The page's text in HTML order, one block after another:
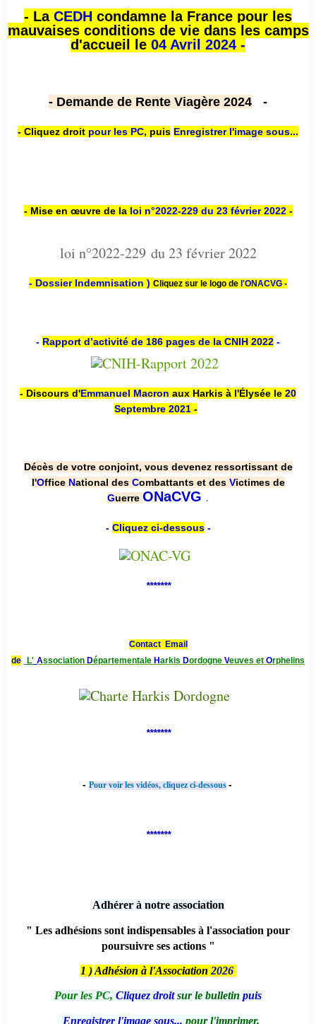
- La CEDH condamne la France pour les
mauvaises conditions de vie dans les camps
d'accueil le 04 Avril 2024 -
- Demande de Rente Viagère 2024 -
- Cliquez droit pour les PC, puis Enregistrer l'image sous...
- Mise en œuvre de la loi n°2022-229 du 23 février 2022 -
loi n°2022-229 du 23 février 2022
- Dossier Indemnisation ) Cliquez sur le logo de l'ONACVG -
- Rapport d’activité de 186 pages de la CNIH 2022 -
- Discours d'Emmanuel Macron aux Harkis à l'Élysée le 20
Septembre 2021 -
Décès de votre conjoint, vous devenez ressortissant de
l'Office National des Combattants et des Victimes de
Guerre ONaCVG .
- Cliquez ci-dessous-
*******
Contact Email
de
L' Association Départementale Harkis Dordogne Veuves et Orphelins
*******
- Pour voir les vidéos, cliquez ci-dessous -
*******
Adhérer à notre association
" Les adhésions sont indispensables à l'association pour
poursuivre ses actions "
1 ) Adhésion à l'Association 2026
Pour les PC, Cliquez droitsur le bulletin puis
Enregistrer l'image sous... pour l'imprimer.